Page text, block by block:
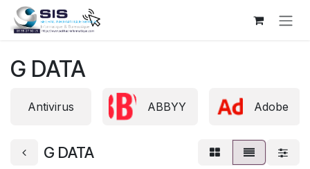
Se rendre au contenu
G DATA
Antivirus ABBYY Adobe
G DATA